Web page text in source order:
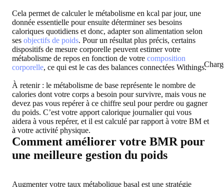
Cela permet de calculer le métabolisme en kcal par jour, une
donnée essentielle pour ensuite déterminer ses besoins
caloriques quotidiens et donc, adapter son alimentation selon
ses objectifs de poids. Pour un résultat plus précis, certains
dispositifs de mesure corporelle peuvent estimer votre
métabolisme de repos en fonction de votre composition
corporelle, ce qui est le cas des balances connectées Withings.
À retenir: le métabolisme de base représente le nombre de
calories dont votre corps a besoin pour survivre, mais vous ne
devez pas vous repérer à ce chiffre seul pour perdre ou gagner
du poids. C’est votre apport calorique journalier qui vous
aidera à vous repérer, et il est calculé par rapport à votre BM et
à votre activité physique.
Comment améliorer votre BMR pour
une meilleure gestion du poids
Augmenter votre taux métabolique basal est une stratégie